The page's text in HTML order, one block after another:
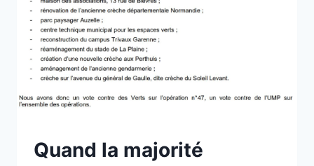
NON
CLASSÉ
Quand la majorité